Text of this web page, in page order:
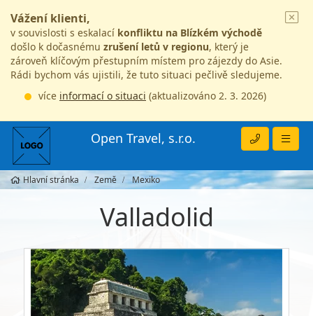
Vážení klienti,
v souvislosti s eskalací konfliktu na Blízkém východě
došlo k dočasnému zrušení letů v regionu, který je
zároveň klíčovým přestupním místem pro zájezdy do Asie.
Rádi bychom vás ujistili, že tuto situaci pečlivě sledujeme.
více informací o situaci (aktualizováno 2. 3. 2026)
Open Travel, s.r.o.
Hlavní stránka Země Mexiko
Valladolid